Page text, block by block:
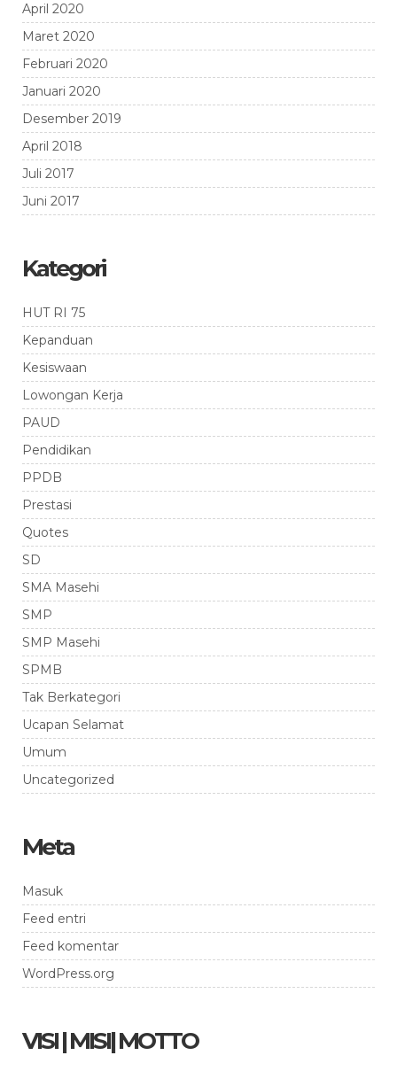
April 2020
Maret 2020
Februari 2020
Januari 2020
Desember 2019
April 2018
Juli 2017
Juni 2017
Kategori
HUT RI 75
Kepanduan
Kesiswaan
Lowongan Kerja
PAUD
Pendidikan
PPDB
Prestasi
Quotes
SD
SMA Masehi
SMP
SMP Masehi
SPMB
Tak Berkategori
Ucapan Selamat
Umum
Uncategorized
Meta
Masuk
Feed entri
Feed komentar
WordPress.org
VISI | MISI| MOTTO